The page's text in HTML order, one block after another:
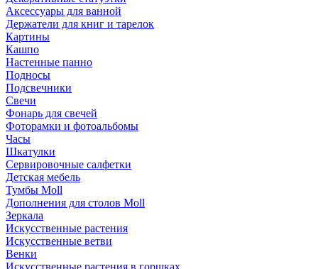
Аксессуары для ванной
Держатели для книг и тарелок
Картины
Кашпо
Настенные панно
Подносы
Подсвечники
Свечи
Фонарь для свечей
Фоторамки и фотоальбомы
Часы
Шкатулки
Сервировочные салфетки
Детская мебель
Тумбы Moll
Дополнения для столов Moll
Зеркала
Искусственные растения
Искусственные ветви
Венки
Искусственные растения в горшках